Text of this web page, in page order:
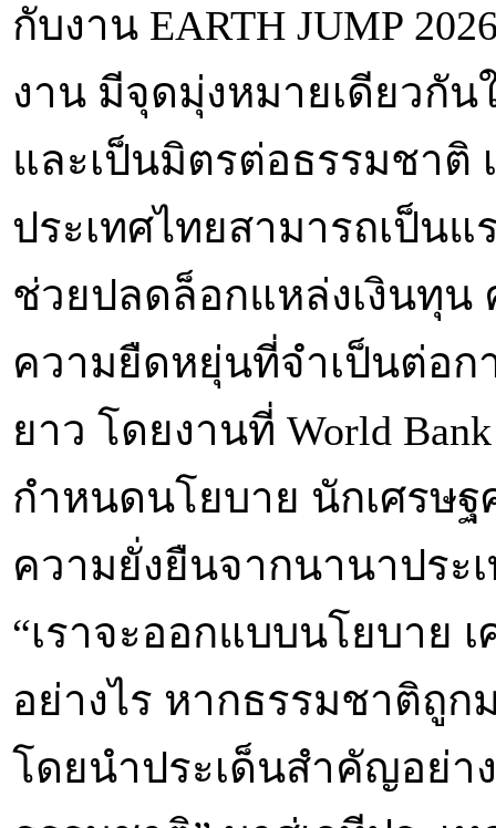
กับงาน EARTH JUMP
งาน มีจุดมุ่งหมายเดียวกั
และเป็นมิตรต่อธรรมชาติ
ประเทศไทยสามารถเป็น
ช่วยปลดล็อกแหล่งเงินทุน
ความยืดหยุ่นที่จำเป็นต่อก
ยาว โดยงานที่ World
กำหนดนโยบาย นักเศรษ
ความยั่งยืนจากนานาประ
“เราจะออกแบบนโยบาย
อย่างไร หากธรรมชาติถูก
โดยนำประเด็นสำคัญอย่าง